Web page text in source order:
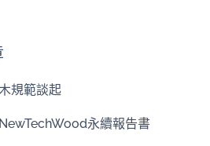
規範談起
永續報告書